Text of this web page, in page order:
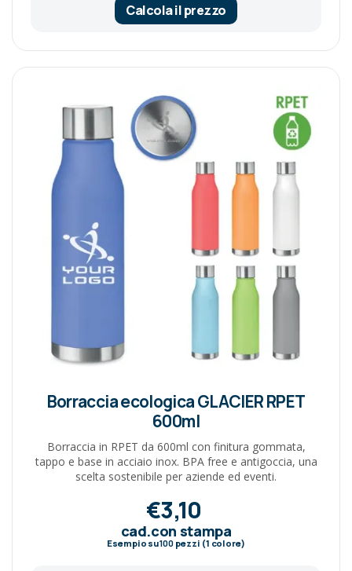
Calcola il prezzo
Borraccia ecologica GLACIER RPET
600ml
Borraccia in RPET da 600ml con finitura gommata,
tappo e base in acciaio inox. BPA free e antigoccia, una
scelta sostenibile per aziende ed eventi.
€3,10
cad.con stampa
Esempio su100pezzi (1 colore)